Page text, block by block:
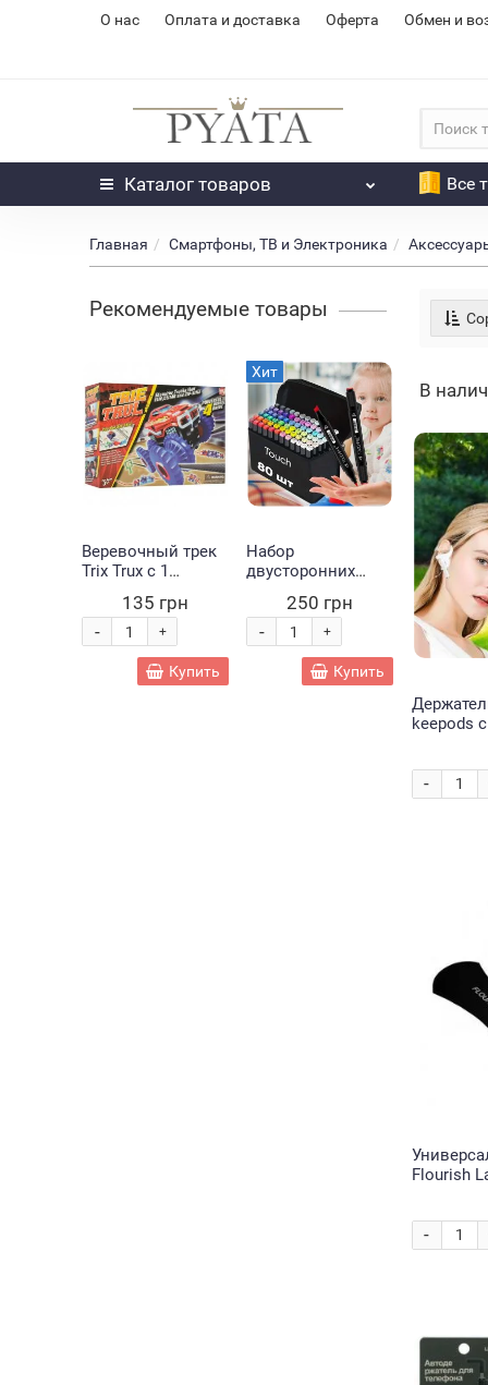
О нас Оплата и доставка Оферта Обмен и
Каталог товаров Все
Главная Смартфоны, ТВ и Электроника
Рекомендуемые товары
Веревочный трек
Trix Trux с 1
трассой BB881 (В)
135 грн
+
-
Купить
Хит
Набор
двусторонних
для рисования
Touch 80 штук (HA-
228)
250 грн
+
-
Купить
Набор
скетч
для
Touch
(HA-228)
420
-
В
keepods
-
Flourish
-